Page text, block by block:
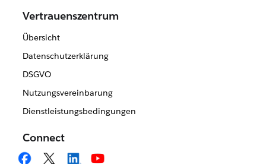
Vertrauenszentrum
Übersicht
Datenschutzerklärung
DSGVO
Nutzungsvereinbarung
Dienstleistungsbedingungen
Connect